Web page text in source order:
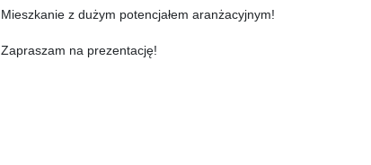
Mieszkanie z dużym potencjałem aranżacyjnym!
Zapraszam na prezentację!